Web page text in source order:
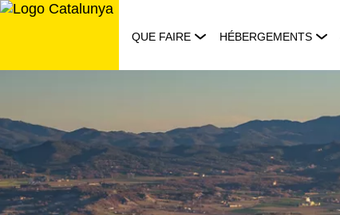
Aller
QUE FAIRE HÉBERGEMENTS